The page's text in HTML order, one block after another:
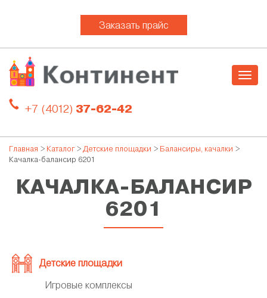
Заказать прайс
+7 (4012) 37-62-42
Главная > Каталог> Детские площадки > Балансиры, качалки >
Качалка-балансир 6201
КАЧАЛКА-БАЛАНСИР
6201
Детские площадки
Игровые комплексы